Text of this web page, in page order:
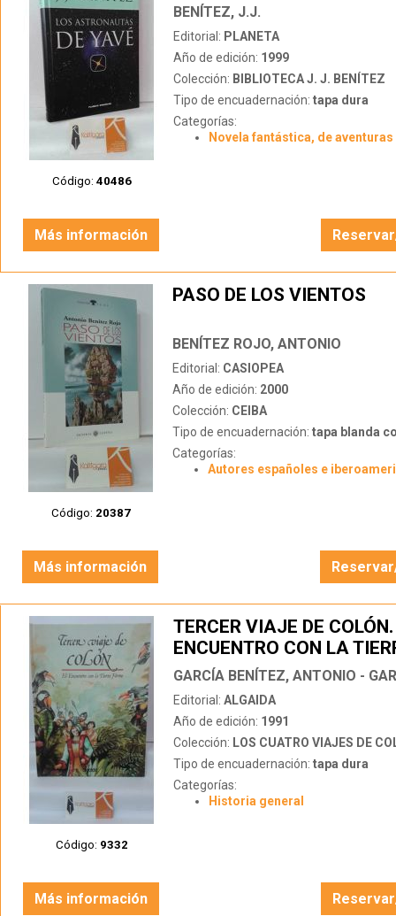
Código: 40486
BENÍTEZ, J.J.
Editorial: PLANETA
Año de edición: 1999
Colección: BIBLIOTECA J. J. BENÍTEZ
Tipo de encuadernación: tapa dura
Categorías:
Novela fantástica, de aventuras
Más información
Código: 20387
PASO DE LOS VIENTOS
BENÍTEZ ROJO, ANTONIO
Editorial: CASIOPEA
Año de edición: 2000
Colección: CEIBA
Tipo de encuadernación: tapa blanda
Categorías:
Autores españoles e
Más información
Código: 9332
TERCER VIAJE DE
ENCUENTRO CON LA
Editorial: ALGAIDA
Año de edición: 1991
Colección: LOS CUATRO VIAJES DE
Tipo de encuadernación: tapa dura
Categorías:
Historia general
Más información